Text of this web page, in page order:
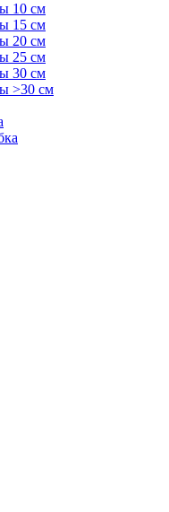
10 см
15 см
20 см
25 см
30 см
>30 см